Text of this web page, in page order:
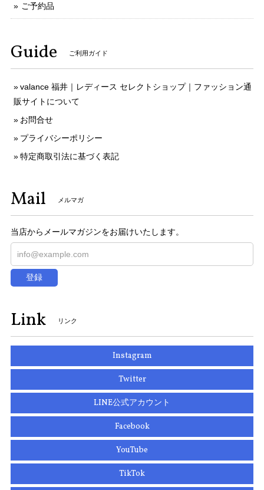
ご予約品
Guide ご利用ガイド
valance 福井｜レディース セレクトショップ｜ファッション通
販サイトについて
お問合せ
プライバシーポリシー
特定商取引法に基づく表記
Mail メルマガ
当店からメールマガジンをお届けいたします。
登録
Link リンク
Instagram
Twitter
LINE公式アカウント
Facebook
YouTube
TikTok